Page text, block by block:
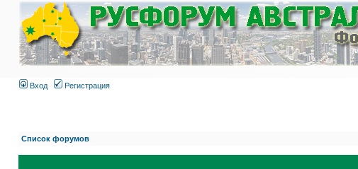
Вход Регистрация
Список форумов